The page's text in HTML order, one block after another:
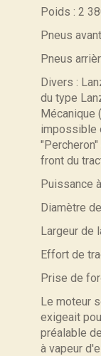
Poids : 2
Pneus
Pneus
Divers :
du type
Mécanique
impossible
front du
Puissance
Diamètre
Largeur de
Effort de
Prise de
Le moteur
exigeait
préalable
à vapeur